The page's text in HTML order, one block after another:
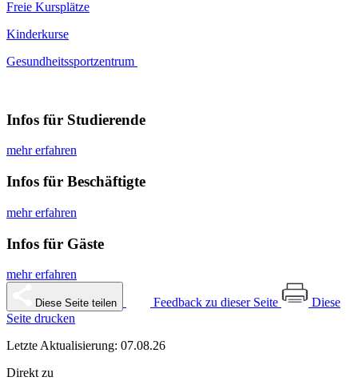
Freie Kursplätze
Kinderkurse
Gesundheitssportzentrum
Infos für Studierende
mehr erfahren
Infos für Beschäftigte
mehr erfahren
Infos für Gäste
mehr erfahren
Diese Seite teilen Feedback zu dieser Seite
Diese
Seite drucken
Letzte Aktualisierung: 07.08.26
Direkt zu